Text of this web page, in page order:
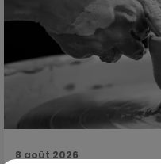
8 août 2026